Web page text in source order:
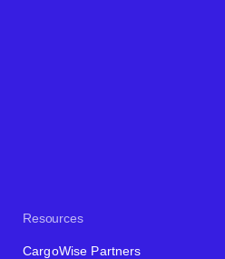
Resources
CargoWise Partners